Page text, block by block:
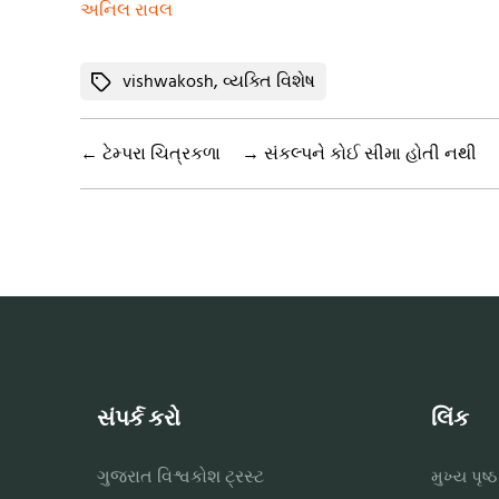
અનિલ રાવલ
Tagsvishwakosh, વ્યક્તિ વિશેષ
← ટેમ્પરા ચિત્રકળા → સંકલ્પને કોઈ સીમા હોતી નથી
સંપર્ક કરો
ગુજરાત વિશ્વકોશ ટ્રસ્ટ
લિંક
મુખ્ય પૃષ્ઠ